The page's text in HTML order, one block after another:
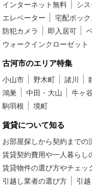
インターネット無料
シ
エレベーター
宅配ボック
防犯カメラ
即入居可
ウォークインクローゼット
古河市のエリア特集
小山市 野木町 諸川
鴻巣
中田・大山 牛ヶ
駒羽根
境町
賃貸について知る
お部屋探しから契約までの
賃貸契約費用や一人暮らし
賃貸物件の選び方やチェッ
引越し業者の選び方
引